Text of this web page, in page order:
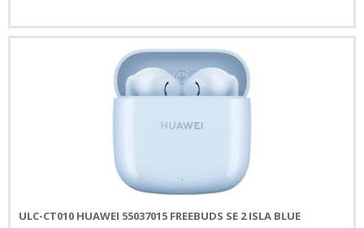
ULC-CT010 HUAWEI 55037015 FREEBUDS SE 2 ISLA BLUE